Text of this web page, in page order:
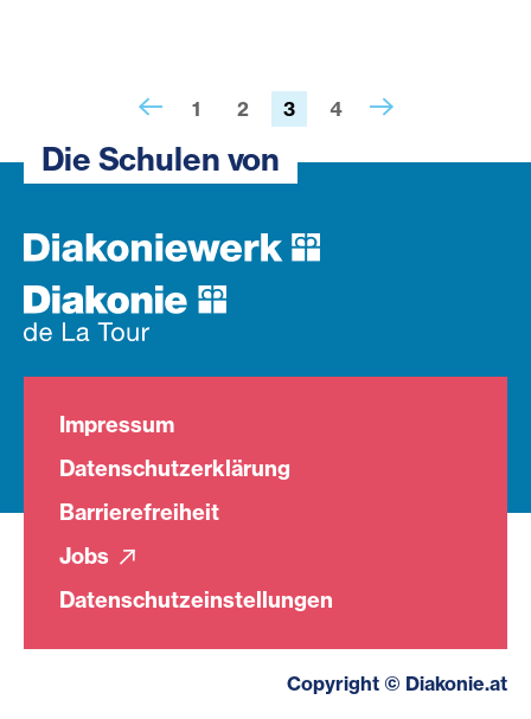
1 2 3 4
Die Schulen von
Impressum
Datenschutzerklärung
Barrierefreiheit
Jobs
Datenschutzeinstellungen
Copyright © Diakonie.at